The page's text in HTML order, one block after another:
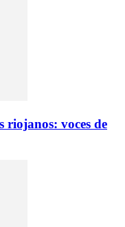
riojanos: voces de